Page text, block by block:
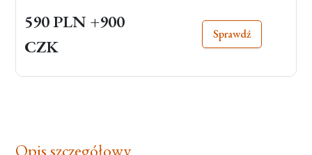
590 PLN +900
CZK
Sprawdź
Opis szczegółowy